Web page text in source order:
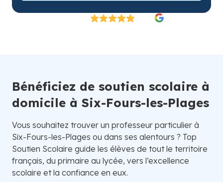
Bénéficiez de soutien scolaire à
domicile à Six-Fours-les-Plages
Vous souhaitez trouver un professeur particulier à
Six-Fours-les-Plages ou dans ses alentours ? Top
Soutien Scolaire guide les élèves de tout le territoire
français, du primaire au lycée, vers l’excellence
scolaire et la confiance en eux.